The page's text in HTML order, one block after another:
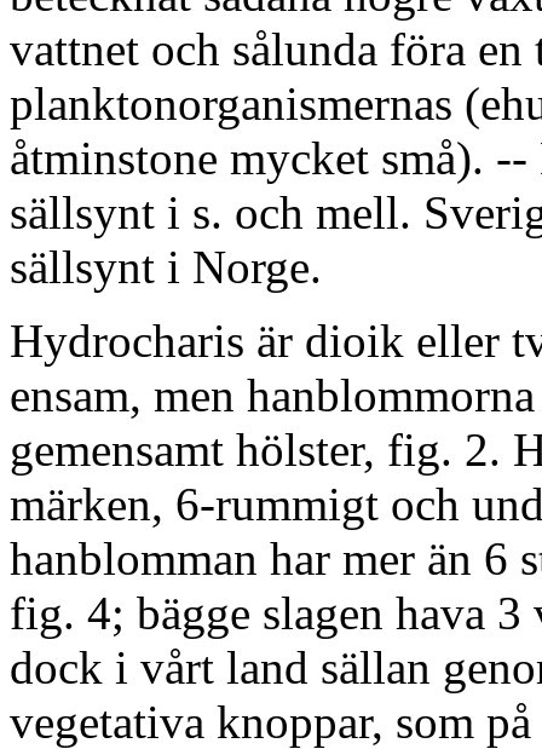
vattnet och sålunda föra
planktonorganismernas
åtminstone mycket små).
sällsynt i s. och mell.
sällsynt i Norge.
Hydrocharis är dioik eller
ensam, men
gemensamt hölster, fig. 2.
märken, 6-rummigt och
hanblomman har mer än 6
fig. 4; bägge slagen hava
dock i vårt land sällan
vegetativa knoppar, som